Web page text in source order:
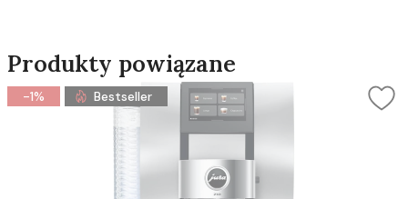
Produkty powiązane
-1% Bestseller